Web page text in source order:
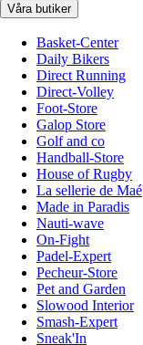
Våra butiker
Basket-Center
Daily Bikers
Direct Running
Direct-Volley
Foot-Store
Galop Store
Golf and co
Handball-Store
House of Rugby
La sellerie de Maé
Made in Paradis
Nauti-wave
On-Fight
Padel-Expert
Pecheur-Store
Pet and Garden
Slowood Interior
Smash-Expert
Sneak'In